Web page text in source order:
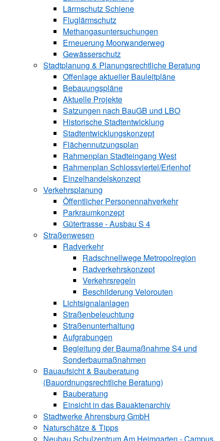
Lärmschutz Schiene
Fluglärmschutz
Methangasuntersuchungen
Erneuerung Moorwanderweg
Gewässerschutz
Stadtplanung & Planungsrechtliche Beratung
Offenlage aktueller Bauleitpläne
Bebauungspläne
Aktuelle Projekte
Satzungen ­nach BauGB und LBO
Historische Stadtentwicklung
Stadtentwicklungskonzept
Flächennutzungsplan
Rahmenplan Stadteingang West
Rahmenplan Schlossviertel/Erlenhof
Einzelhandelskonzept
Verkehrsplanung
Öffentlicher Personennahverkehr
Parkraumkonzept
Gütertrasse - Ausbau S 4
Straßenwesen
Radverkehr
Radschnellwege Metropolregion
Radverkehrskonzept
Verkehrsregeln
Beschilderung Velorouten
Lichtsignalanlagen
Straßenbeleuchtung
Straßenunterhaltung
Aufgrabungen
Begleitung der Baumaßnahme S4 und
Sonderbaumaßnahmen
Bauaufsicht & ­Bauberatung
(Bauordnungsrechtliche Beratung)
Bauberatung
Einsicht in das Bauaktenarchiv
Stadtwerke ­Ahrensburg GmbH
Naturschätze & Tipps